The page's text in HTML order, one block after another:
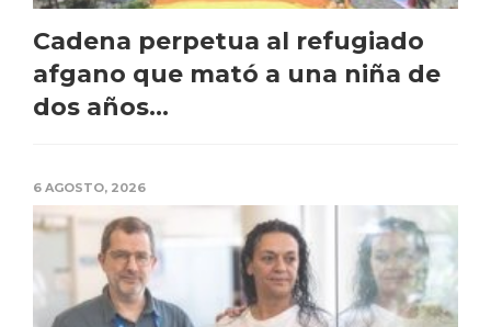
Cadena perpetua al refugiado
afgano que mató a una niña de
dos años...
6 AGOSTO, 2026